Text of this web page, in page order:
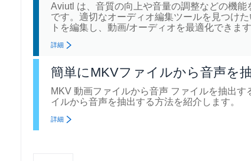
Aviutl は、音質の向上や音量の調整などの機
です。適切なオーディオ編集ツールを見つけ
トを編集し、動画/オーディオを最適化できます
詳細
簡単にMKVファイルから音声を
MKV 動画ファイルから音声 ファイルを抽出
イルから音声を抽出する方法を紹介します。
詳細